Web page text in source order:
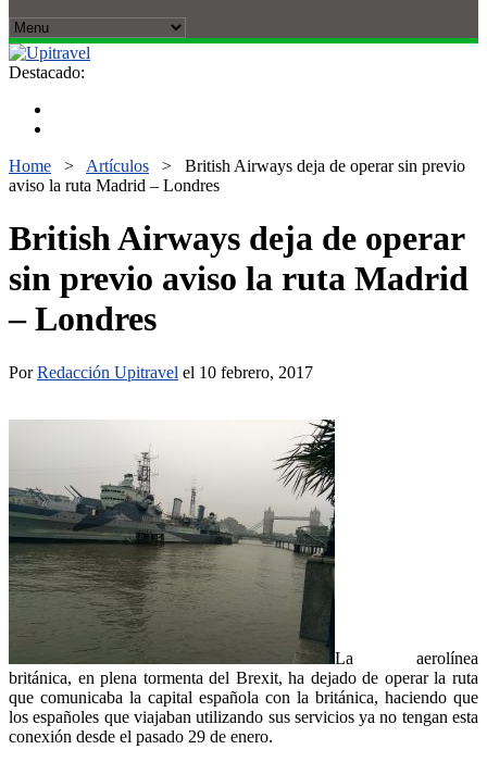
Destacado:
Home > Artículos > British Airways deja de operar sin previo
aviso la ruta Madrid – Londres
British Airways deja de operar
sin previo aviso la ruta Madrid
– Londres
PorRedacción Upitravel el 10 febrero, 2017
La aerolínea
británica, en plena tormenta del Brexit, ha dejado de operar la ruta
que comunicaba la capital española con la británica, haciendo que
los españoles que viajaban utilizando sus servicios ya no tengan esta
conexión desde el pasado 29 de enero.